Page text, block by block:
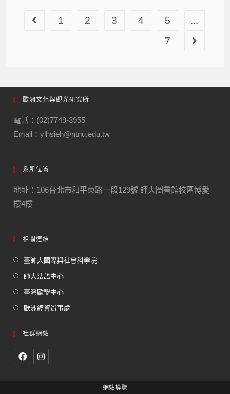
1 2 3 4 5
...
7
歐洲文化與觀光研究所
電話：(02)7749-3955
Email：ylhsieh@ntnu.edu.tw
系所位置
地址：106台北市和平東路一段129號 師大圖書館校區博愛
樓4樓
相關連結
臺師大國際與社會科學院
師大法語中心
臺灣歐盟中心
歐洲經貿辦事處
社群網站
網站導覽